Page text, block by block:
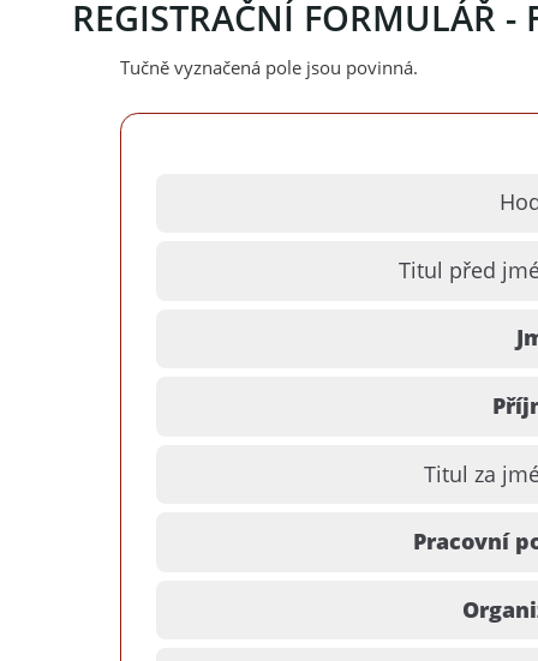
REGISTRAČNÍ FORMULÁŘ
Tučně vyznačená pole jsou povinná.
Titul před
Titul za
Pracovní